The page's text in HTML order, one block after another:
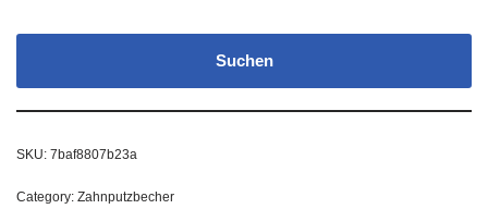
Suchen
SKU: 7baf8807b23a
Category: Zahnputzbecher